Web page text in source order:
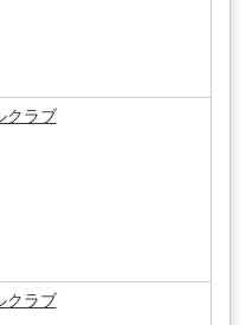
クラブ
クラブ